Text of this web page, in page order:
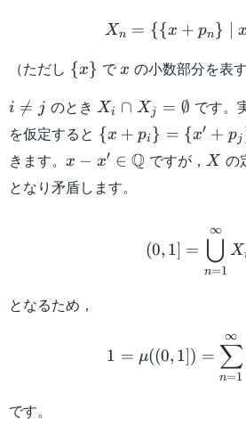
Xn = {{x + pn} x
（ただし \{
\}
{x} でx
x の小数部分を表
i
\neq
j
i 
= j のときX_i \cap
X_j =
\emptyset
Xi ∩ Xj = ∅ です。
を仮定すると \{
+
p_i
{x + pi } = {x′ + pj
きます。 x-x' \in
\mathbb{Q}
x − x′ ∈ Q ですが，X
X の
となり矛盾します。
(0, 1] =
n=1
⋃
∞
X
となるため，
1 = μ((0, 1]) =
n=1
∑
∞
です。